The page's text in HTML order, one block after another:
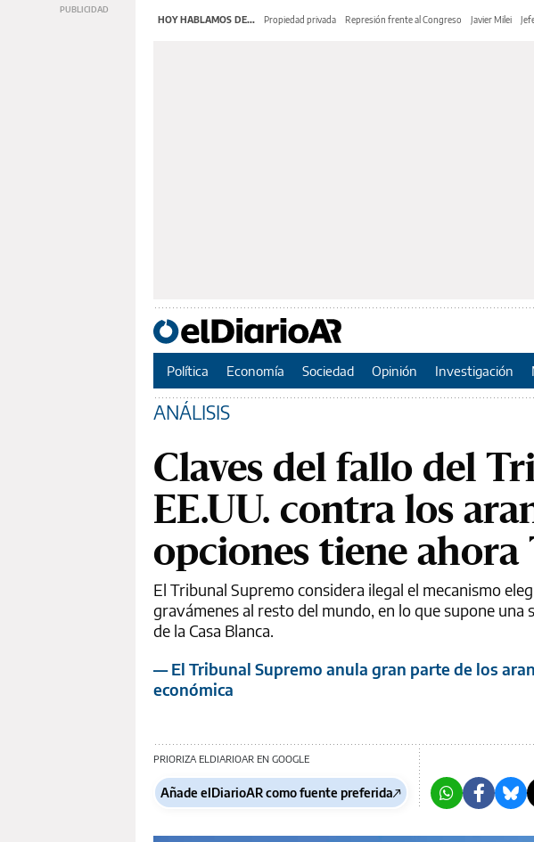
HOY HABLAMOS DE... Propiedad privada Represión frente al Congreso Javier Milei
Política Economía Sociedad Opinión Investigación
ANÁLISIS
Claves del fallo del
EE.UU. contra los
opciones tiene ahora
El Tribunal Supremo considera ilegal el mecanismo
gravámenes al resto del mundo, en lo que supone
de la Casa Blanca.
— El Tribunal Supremo anula gran parte de los
económica
PRIORIZA ELDIARIOAR EN GOOGLE
Añade elDiarioAR como fuente preferida